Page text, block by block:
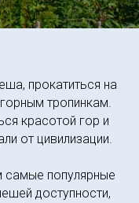
прокатиться на
тропинкам.
красотой гор и
от цивилизации.
самые популярные
доступности,